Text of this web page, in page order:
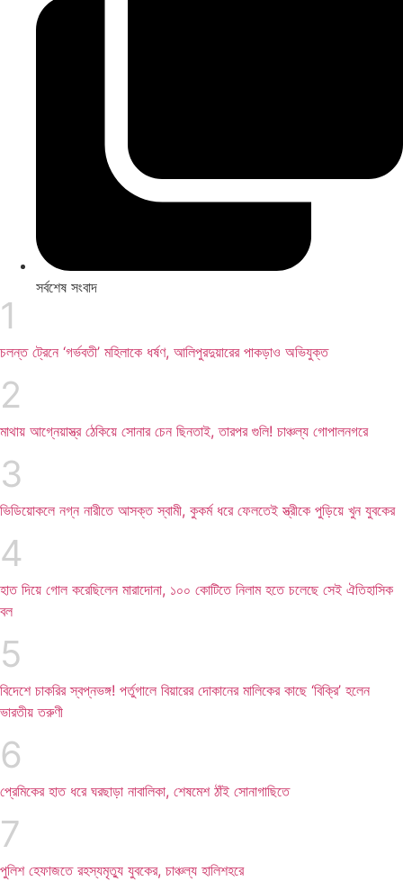
সর্বশেষ সংবাদ
চলন্ত ট্রেনে ‘গর্ভবতী’ মহিলাকে ধর্ষণ, আলিপুরদুয়ারের পাকড়াও অভিযুক্ত
মাথায় আগ্নেয়াস্ত্র ঠেকিয়ে সোনার চেন ছিনতাই, তারপর গুলি! চাঞ্চল্য গোপালনগরে
ভিডিয়োকলে নগ্ন নারীতে আসক্ত স্বামী, কুকর্ম ধরে ফেলতেই স্ত্রীকে পুড়িয়ে খুন যুবকের
হাত দিয়ে গোল করেছিলেন মারাদোনা, ১০০ কোটিতে নিলাম হতে চলেছে সেই ঐতিহাসিক
বল
বিদেশে চাকরির স্বপ্নভঙ্গ! পর্তুগালে বিয়ারের দোকানের মালিকের কাছে ‘বিক্রি’ হলেন
ভারতীয় তরুণী
প্রেমিকের হাত ধরে ঘরছাড়া নাবালিকা, শেষমেশ ঠাঁই সোনাগাছিতে
পুলিশ হেফাজতে রহস্যমৃত্যু যুবকের, চাঞ্চল্য হালিশহরে